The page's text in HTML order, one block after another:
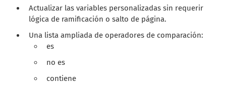
Actualizar las variables personalizadas sin requerir
lógica de ramificación o salto de página.
Una lista ampliada de operadores de comparación:
es
no es
contiene